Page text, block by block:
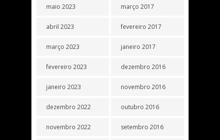
maio 2023
abril 2023
março 2023
fevereiro 2023
janeiro 2023
dezembro 2022
novembro 2022
março 2017
fevereiro 2017
janeiro 2017
dezembro 2016
novembro 2016
outubro 2016
setembro 2016